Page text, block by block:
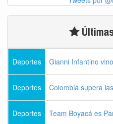
Deportes Gianni Infantino
Deportes Colombia supera
Deportes Team Boyacá es